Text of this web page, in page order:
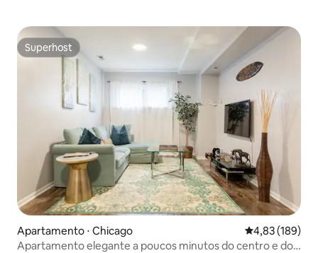
Superhost
Superhost
Apartamento ⋅ Chicago 4,83 de uma
4,83 (189)
Apartamento elegante a poucos minutos do centro e do